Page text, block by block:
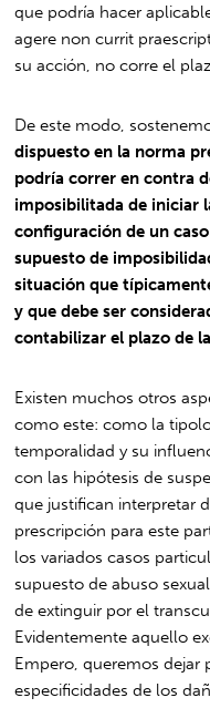
que podría hacer
agere non currit
su acción, no corre el
De este modo,
dispuesto en la norma
podría correr en contra
imposibilitada de iniciar
configuración de un
supuesto de
situación que
y que debe ser
contabilizar el plazo de
Existen muchos otros
como este: como la
temporalidad y su
con las hipótesis de
que justifican interpretar
prescripción para este
los variados casos
supuesto de abuso
de extinguir por el
Evidentemente aquello
Empero, queremos dejar
especificidades de los